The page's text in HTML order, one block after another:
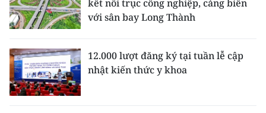
kết nối trục công nghiệp, cảng biển
với sân bay Long Thành
12.000 lượt đăng ký tại tuần lễ cập
nhật kiến thức y khoa